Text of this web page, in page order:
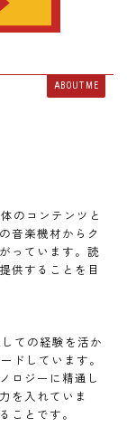
ABOUT ME
のコンテンツと
音楽機材からク
っています。読
供することを目
ての経験を活か
ドしています。
ロジーに精通し
を入れていま
ことです。